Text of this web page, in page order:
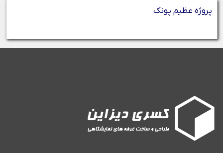
پروژه عظیم پونک